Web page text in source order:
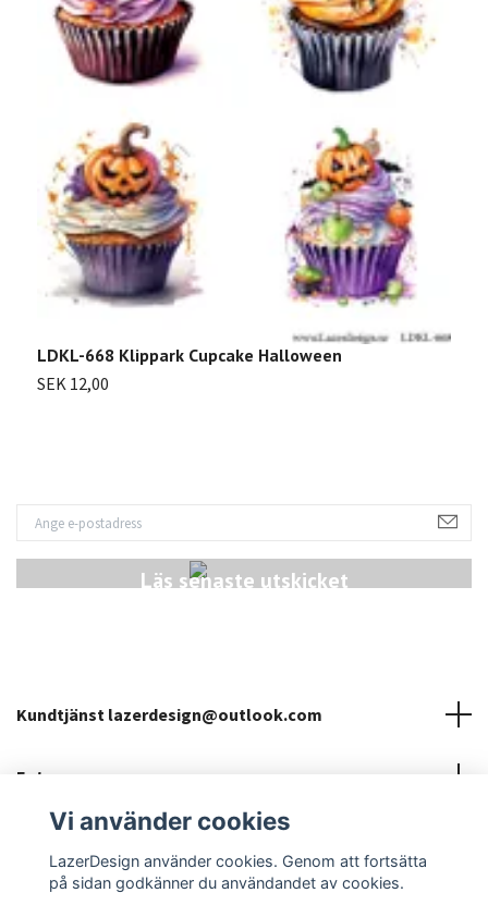
Läs senaste utskicket
LDKL-668 Klippark Cupcake Halloween
SEK 12,00
Kundtjänst lazerdesign@outlook.com
Fotmeny
Sociala medier
Vi använder cookies
LazerDesign använder cookies. Genom att fortsätta
på sidan godkänner du användandet av cookies.